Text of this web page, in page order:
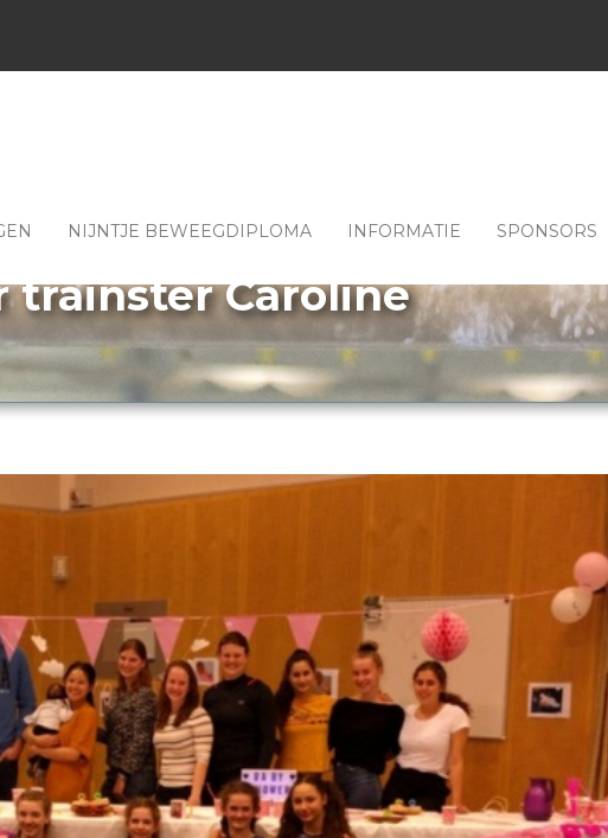
NIJNTJE BEWEEGDIPLOMA INFORMATIE SPONSORS
trainster Caroline